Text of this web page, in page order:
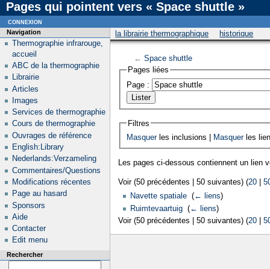
Pages qui pointent vers « Space shuttle »
la librairie thermographique historique
← Space shuttle
Pages liées
Page :
Filtres
Masquerles inclusions | Masquerles
Les pages ci-dessous contiennent un lien
Voir (50 précédentes | 50 suivantes) (20
Navette spatiale‎ (← liens)
Ruimtevaartuig‎ (← liens)
Voir (50 précédentes | 50 suivantes) (20
Navigation
Thermographie infrarouge,
accueil
ABC de la thermographie
Librairie
Articles
Images
Services de thermographie
Cours de thermographie
Ouvrages de référence
English:Library
Nederlands:Verzameling
Commentaires/Questions
Modifications récentes
Page au hasard
Sponsors
Aide
Contacter
Edit menu
Rechercher
connexion